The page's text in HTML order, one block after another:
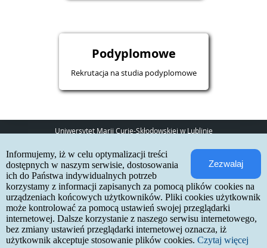
Podyplomowe
Rekrutacja na studia podyplomowe
Uniwersytet Marii Curie-Skłodowskiej w Lublinie
20-031 Lublin
www:http://umcs.pl
Internetowa Rekrutacja Kandydatów
IRK 1.21.3 (6bf78478) :: 2026-06-17
mapa strony
deklaracja dostępności
kontakt
Zezwalaj
Informujemy, iż w celu optymalizacji treści
dostępnych w naszym serwisie, dostosowania
ich do Państwa indywidualnych potrzeb
korzystamy z informacji zapisanych za pomocą plików cookies na
urządzeniach końcowych użytkowników. Pliki cookies użytkownik
może kontrolować za pomocą ustawień swojej przeglądarki
internetowej. Dalsze korzystanie z naszego serwisu internetowego,
bez zmiany ustawień przeglądarki internetowej oznacza, iż
użytkownik akceptuje stosowanie plików cookies. Czytaj więcej